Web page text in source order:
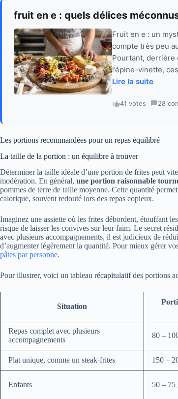
fruit en e : quels délices
Fruit en e : un
compte très peu
Pourtant, derrière
l’épine-vinette,
Lire la suite
41 votes · 28
Les portions recommandées pour un repas équilibré
La taille de la portion : un équilibre à trouver
Déterminer la taille idéale d’une portion de frites peut
modération. En général, une portion raisonnable
pommes de terre de taille moyenne. Cette quantité
calorique, souvent redouté lors des repas copieux.
Imaginez une assiette où les frites débordent, étouffant
risque de laisser les convives sur leur faim. Le secret
avec plusieurs accompagnements, il est judicieux de
d’augmenter légèrement la quantité. Pour mieux gérer
pâtes par personne.
Pour illustrer, voici un tableau récapitulatif des portions
Situation
Repas complet avec plusieurs
accompagnements
80 –
Plat unique, comme un steak-frites 150 –
Enfants 50 – 75